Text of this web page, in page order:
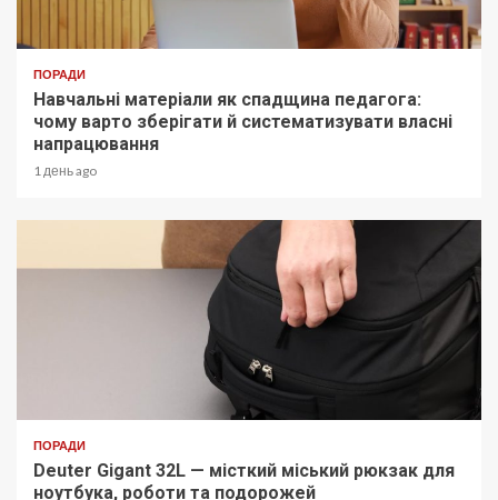
ПОРАДИ
Навчальні матеріали як спадщина педагога:
чому варто зберігати й систематизувати власні
напрацювання
1 день ago
ПОРАДИ
Deuter Gigant 32L — місткий міський рюкзак для
ноутбука, роботи та подорожей